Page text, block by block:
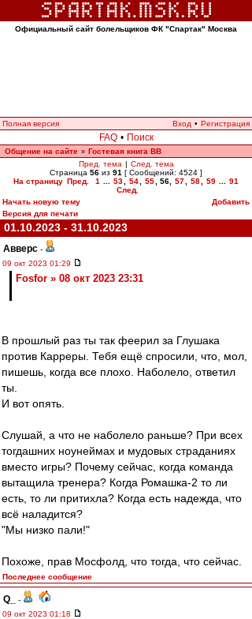
Официальный сайт болельщиков ФК "Спартак" Москва
Полная версия Вход • Регистрация
FAQ • Поиск
Общение на сайте » Гостевая книга ВВ
Пред. тема | След. тема
Страница 56 из 91 [ Сообщений: 4524 ]
На страницу Пред. 1 53 54 55 56 57 58 59
91
След.
Начать новую тему
Добавить
Версия для печати
01.10.2023 - 31.10.2023
Авверс -
09 окт 2023 01:29
Fosfor » 08 окт 2023 23:31
В прошлый раз ты так феерил за Глушака
против Карреры. Тебя ещё спросили, что, мол,
пишешь, когда все плохо. Наболело, ответил
ты.
И вот опять.
Слушай, а что не наболело раньше? При всех
тогдашних ноунеймах и мудовых страданиях
вместо игры? Почему сейчас, когда команда
вытащила тренера? Когда Ромашка-2 то ли
есть, то ли притихла? Когда есть надежда, что
всё наладится?
"Мы низко пали!"
Похоже, прав Мосфолд, что тогда, что сейчас.
Последнее сообщение
Q_
-
09 окт 2023 01:18